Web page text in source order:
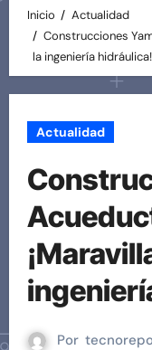
Inicio
Actualidad
Construcciones
la ingeniería hidráulica!
Actualidad
Por